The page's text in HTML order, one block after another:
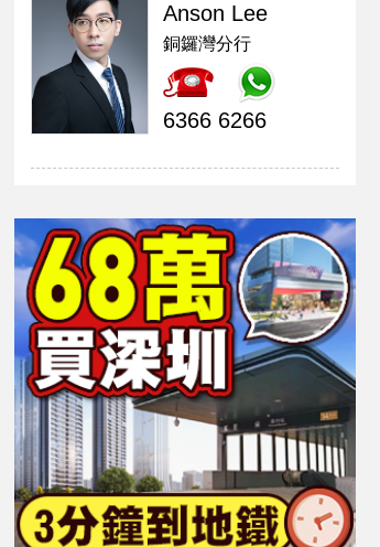
Anson Lee
銅鑼灣分行
6366 6266